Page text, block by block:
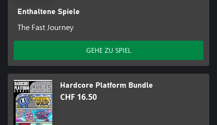
Enthaltene Spiele
The Fast Journey
GEHE ZU SPIEL
Hardcore Platform Bundle
CHF 16.50